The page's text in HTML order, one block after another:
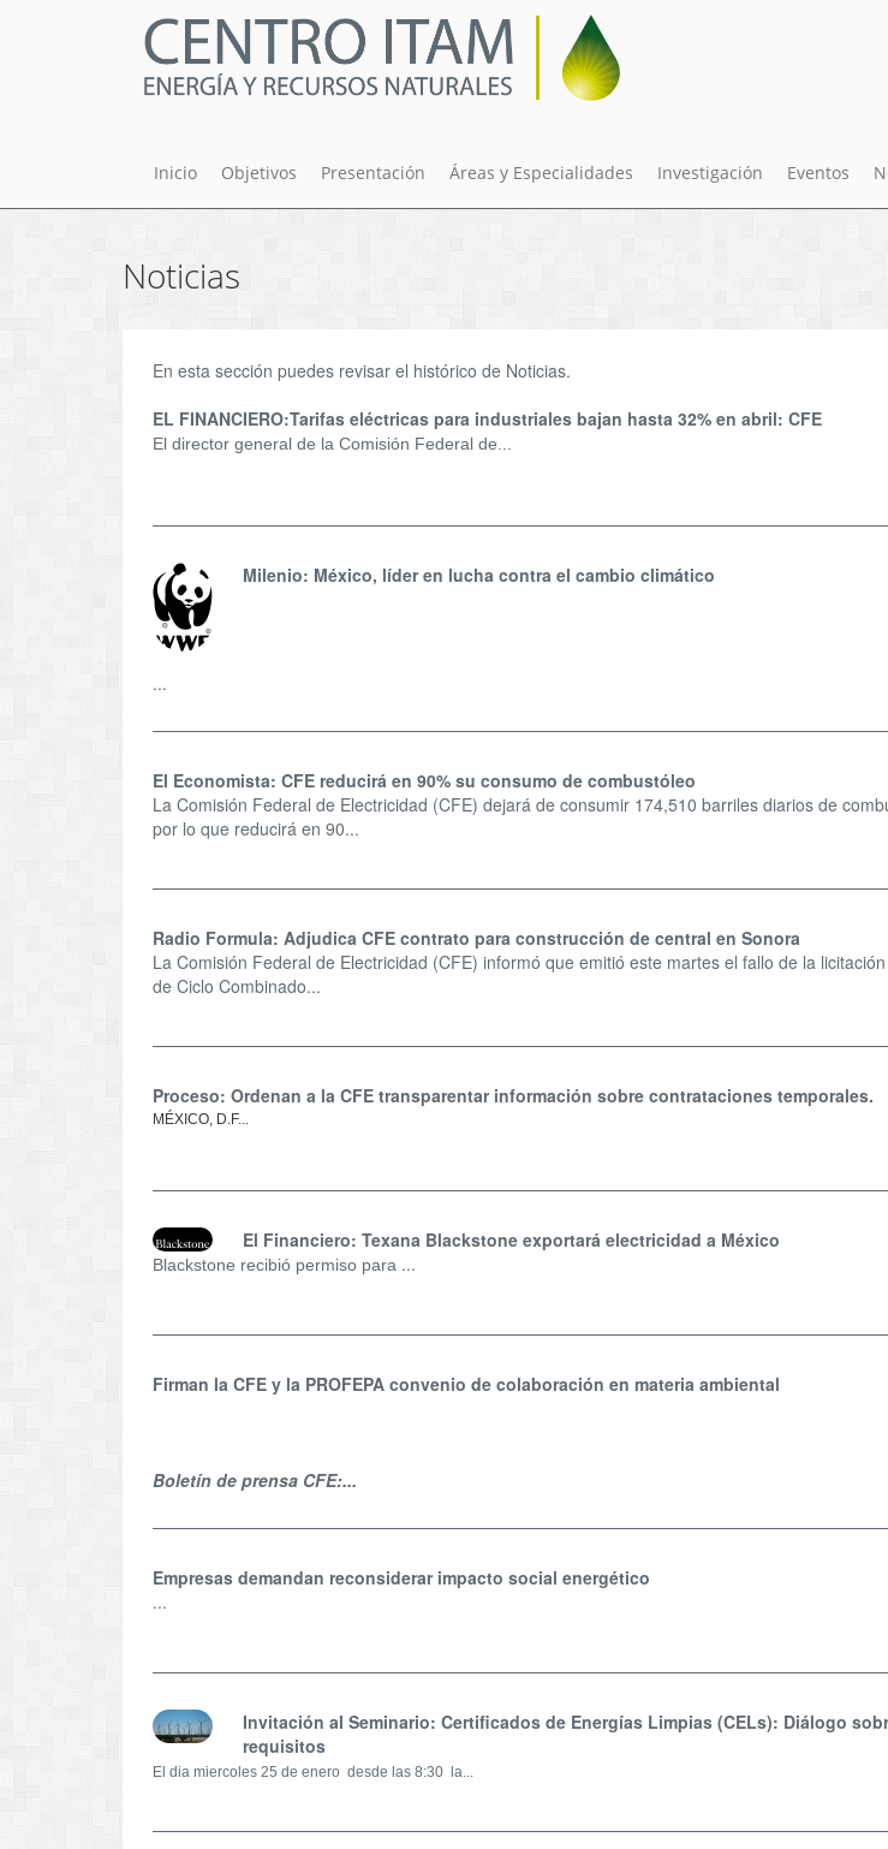
Inicio Objetivos Presentación Áreas y Especialidades Investigación Eventos
Noticias
En esta sección puedes revisar el histórico de Noticias.
EL FINANCIERO:Tarifas eléctricas para industriales bajan hasta 32% en abril: CFE
El director general de la Comisión Federal de...
Milenio: México, líder en lucha contra el cambio climático
...
El Economista: CFE reducirá en 90% su consumo de combustóleo
La Comisión Federal de Electricidad (CFE) dejará de consumir 174,510 barriles diarios de
por lo que reducirá en 90...
Radio Formula: Adjudica CFE contrato para construcción de central en Sonora
La Comisión Federal de Electricidad (CFE) informó que emitió este martes el fallo de la
de Ciclo Combinado...
Proceso: Ordenan a la CFE transparentar información sobre contrataciones temporales.
MÉXICO, D.F...
El Financiero: Texana Blackstone exportará electricidad a México
Blackstone recibió permiso para ...
Firman la CFE y la PROFEPA convenio de colaboración en materia ambiental
Boletín de prensa CFE:...
Empresas demandan reconsiderar impacto social energético
...
Invitación al Seminario: Certificados de Energías Limpias (CELs): Diálogo
requisitos
El dia miercoles 25 de enero desde las 8:30 la...